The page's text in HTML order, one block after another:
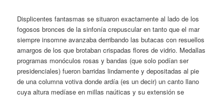
Displicentes fantasmas se situaron exactamente al lado de los
fogosos bronces de la sinfonía crepuscular en tanto que el mar
siempre insomne avanzaba derribando las butacas con resuellos
amargos de los que brotaban crispadas flores de vidrio. Medallas
programas monóculos rosas y bandas (que solo podían ser
presidenciales) fueron barridas lindamente y depositadas al pie
de una columna votiva donde ardía (es un decir) un canto llano
cuya altura medíase en millas naúticas y su extensión se